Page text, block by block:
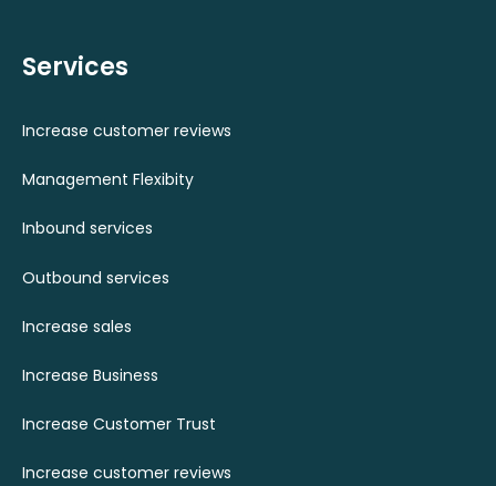
Services
Increase customer reviews
Management Flexibity
Inbound services
Outbound services
Increase sales
Increase Business
Increase Customer Trust
Increase customer reviews